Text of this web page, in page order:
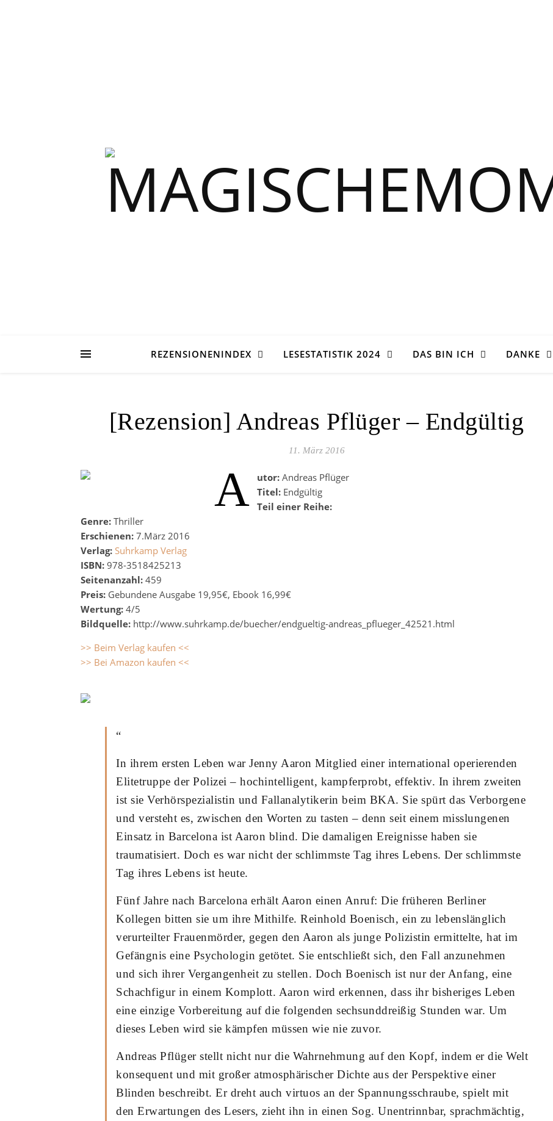
REZENSIONENINDEX LESESTATISTIK 2024 DAS BIN ICH DANKE
[Rezension] Andreas Pflüger – Endgültig
11. März 2016
A utor: Andreas Pflüger
Titel: Endgültig
Teil einer Reihe:
Genre: Thriller
Erschienen: 7.März 2016
Verlag: Suhrkamp Verlag
ISBN: 978-3518425213
Seitenanzahl: 459
Preis: Gebundene Ausgabe 19,95€, Ebook 16,99€
Wertung: 4/5
Bildquelle: http://www.suhrkamp.de/buecher/endgueltig-andreas_pflueger_42521.html
>> Beim Verlag kaufen <<
>> Bei Amazon kaufen <<
“
In ihrem ersten Leben war Jenny Aaron Mitglied einer international operierenden
Elitetruppe der Polizei – hochintelligent, kampferprobt, effektiv. In ihrem zweiten
ist sie Verhörspezialistin und Fallanalytikerin beim BKA. Sie spürt das Verborgene
und versteht es, zwischen den Worten zu tasten – denn seit einem misslungenen
Einsatz in Barcelona ist Aaron blind. Die damaligen Ereignisse haben sie
traumatisiert. Doch es war nicht der schlimmste Tag ihres Lebens. Der schlimmste
Tag ihres Lebens ist heute.
Fünf Jahre nach Barcelona erhält Aaron einen Anruf: Die früheren Berliner
Kollegen bitten sie um ihre Mithilfe. Reinhold Boenisch, ein zu lebenslänglich
verurteilter Frauenmörder, gegen den Aaron als junge Polizistin ermittelte, hat im
Gefängnis eine Psychologin getötet. Sie entschließt sich, den Fall anzunehmen
und sich ihrer Vergangenheit zu stellen. Doch Boenisch ist nur der Anfang, eine
Schachfigur in einem Komplott. Aaron wird erkennen, dass ihr bisheriges Leben
eine einzige Vorbereitung auf die folgenden sechsunddreißig Stunden war. Um
dieses Leben wird sie kämpfen müssen wie nie zuvor.
Andreas Pflüger stellt nicht nur die Wahrnehmung auf den Kopf, indem er die Welt
konsequent und mit großer atmosphärischer Dichte aus der Perspektive einer
Blinden beschreibt. Er dreht auch virtuos an der Spannungsschraube, spielt mit
den Erwartungen des Lesers, zieht ihn in einen Sog. Unentrinnbar, sprachmächtig,